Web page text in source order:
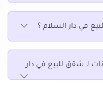
المستقبل
نصر
نور
في دار السلام ؟
لـ شقق للبيع في دار